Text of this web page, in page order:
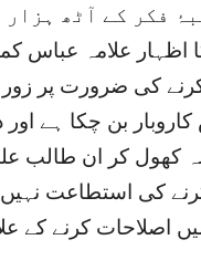
فکر کے آٹھ
علامہ عباس
کی ضرورت پر زور
کاروبار بن چکا ہے
کر ان طالب
کی استطاعت نہیں
اصلاحات کرنے کے